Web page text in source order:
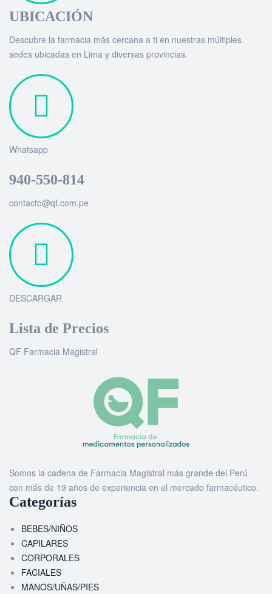
UBICACIÓN
Descubre la farmacia más cercana a ti en nuestras múltiples
sedes ubicadas en Lima y diversas provincias.
Whatsapp
940-550-814
contacto@qf.com.pe
DESCARGAR
Lista de Precios
QF Farmacia Magistral
Somos la cadena de Farmacia Magistral más grande del Perú
con más de 19 años de experiencia en el mercado farmacéutico.
Categorías
BEBES/NIÑOS
CAPILARES
CORPORALES
FACIALES
MANOS/UÑAS/PIES